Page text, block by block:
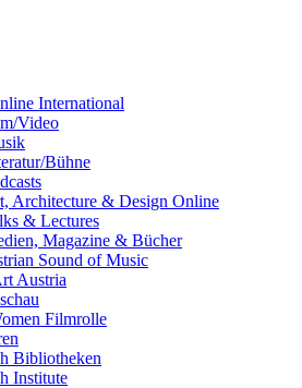
International
Video
Bühne
Architecture & Design Online
& Lectures
Magazine & Bücher
Sound of Music
Austria
Filmrolle
Bibliotheken
Institute